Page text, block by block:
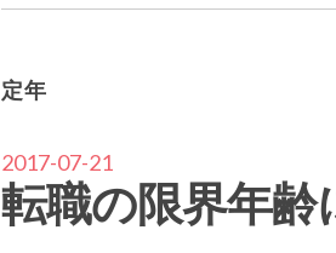
定年
2017-07-21
転職の限界年齢